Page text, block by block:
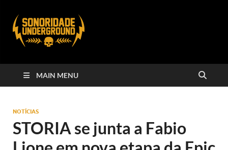
MAIN MENU
NOTÍCIAS
STORIA se junta a Fabio